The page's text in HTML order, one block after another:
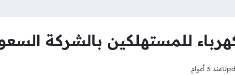
للمستهلكين بالشركة
منذ 3 أعوام